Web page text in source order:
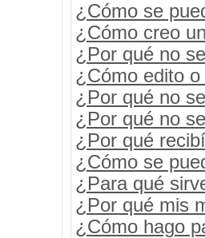
¿Cómo se
¿Cómo creo
¿Por qué no
¿Cómo edito
¿Por qué no
¿Por qué no
¿Por qué
¿Cómo se
¿Para qué
¿Por qué mis
¿Cómo hago